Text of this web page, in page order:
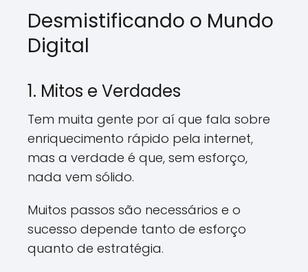
Desmistificando o Mundo
Digital
1. Mitos e Verdades
Tem muita gente por aí que fala sobre
enriquecimento rápido pela internet,
mas a verdade é que, sem esforço,
nada vem sólido.
Muitos passos são necessários e o
sucesso depende tanto de esforço
quanto de estratégia.